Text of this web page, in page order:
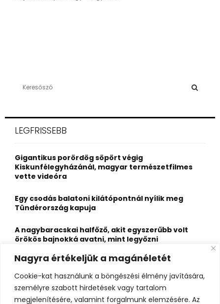
Nagyra értékeljük a magánéletét
Cookie-kat használunk a böngészési élmény javítására,
személyre szabott hirdetések vagy tartalom
megjelenítésére, valamint forgalmunk elemzésére. Az
h
o
r
:
R
LEGFRISSEBB
Gigantikus porördög söpört végig
Kiskunfélegyházánál, magyar természetfilmes
vette videóra
Egy csodás balatoni kilátópontnál nyílik meg
Tündérország kapuja
A nagybaracskai halfőző, akit egyszerűbb volt
örökös bajnokká avatni, mint legyőzni
10 érdekesség a hosszú útra készülő gólyákról
Kisvasútról nézheted a Perseidák hullócsillagait
ezen a különleges éjszakai programon